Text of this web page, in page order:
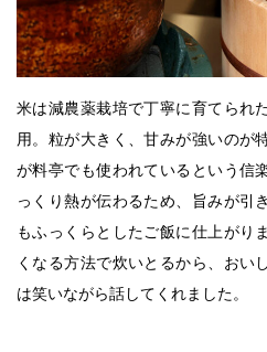
米は減農薬栽培で丁寧に育てられ
用。粒が大きく、甘みが強いのが
が料亭でも使われているという信
っくり熱が伝わるため、旨みが引
もふっくらとしたご飯に仕上がり
くなる方法で炊いとるから、おい
は笑いながら話してくれました。